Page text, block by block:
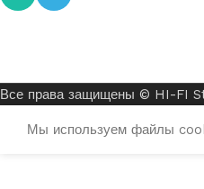
Все права защищены © HI-FI
Мы используем файлы